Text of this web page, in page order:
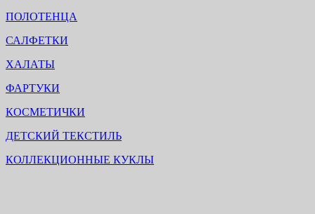
ПОЛОТЕНЦА
САЛФЕТКИ
ХАЛАТЫ
ФАРТУКИ
КОСМЕТИЧКИ
ДЕТСКИЙ ТЕКСТИЛЬ
КОЛЛЕКЦИОННЫЕ КУКЛЫ